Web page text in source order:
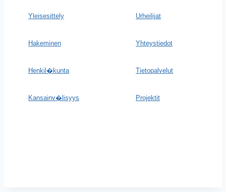
Yleisesittely Urheilijat
Hakeminen Yhteystiedot
Henkil�kunta Tietopalvelut
Kansainv�lisyys Projektit